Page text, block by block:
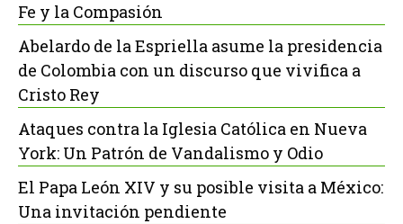
Fe y la Compasión
Abelardo de la Espriella asume la presidencia
de Colombia con un discurso que vivifica a
Cristo Rey
Ataques contra la Iglesia Católica en Nueva
York: Un Patrón de Vandalismo y Odio
El Papa León XIV y su posible visita a México:
Una invitación pendiente